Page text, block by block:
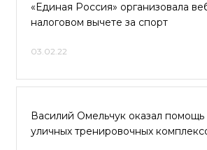
«Единая Россия» организовала
налоговом вычете за спорт
03.02.22
Василий Омельчук оказал помощь
уличных тренировочных